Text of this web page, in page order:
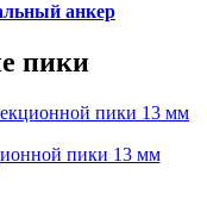
анкер
пики
пики 13 мм